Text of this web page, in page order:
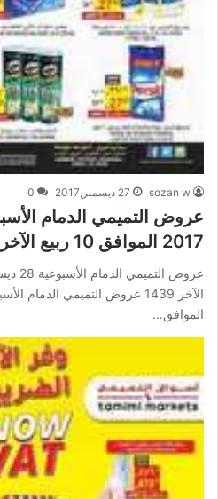
sozan w 27 ديسمبر,2017 0
2017 الموافق 10 ربيع الآخر 1439
الموافق…